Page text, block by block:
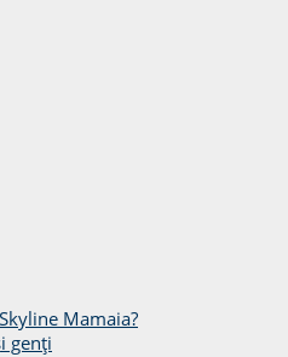
Mamaia?
genți